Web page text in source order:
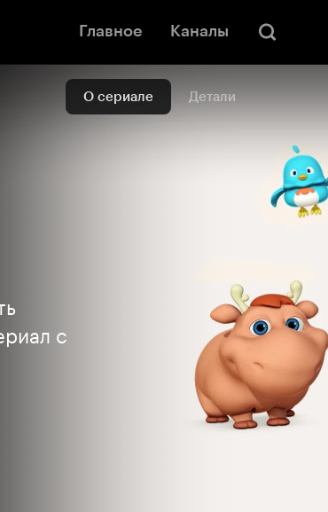
Главное Каналы
О сериале Детали
с